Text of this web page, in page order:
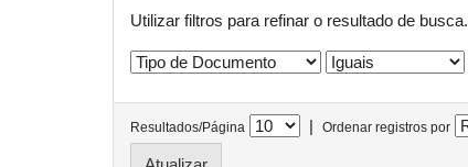
Utilizar filtros para refinar o resultado de busca.
Resultados/Página | Ordenar registros por